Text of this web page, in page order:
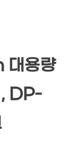
용량
, DP-